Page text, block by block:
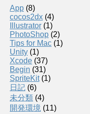
App (8)
cocos2dx (4)
Illustrator (1)
PhotoShop (2)
Tips for Mac (1)
Unity (1)
Xcode (37)
Begin (31)
SpriteKit(1)
日記 (6)
未分類 (4)
開発環境 (11)